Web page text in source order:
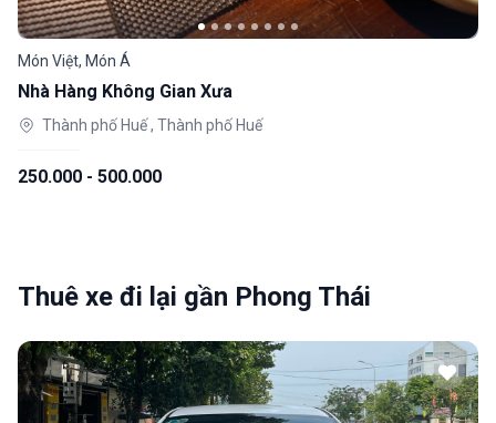
Món Việt, Món Á
Nhà Hàng Không Gian Xưa
Thành phố Huế , Thành phố Huế
250.000 - 500.000
Thuê xe đi lại gần Phong Thái